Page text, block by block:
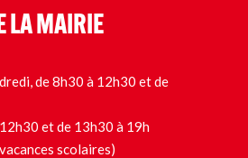
LA MAIRIE
de 8h30 à 12h30 et de
et de 13h30 à 19h
scolaires)